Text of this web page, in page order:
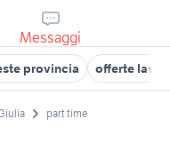
Messaggi
provincia offerte
part time